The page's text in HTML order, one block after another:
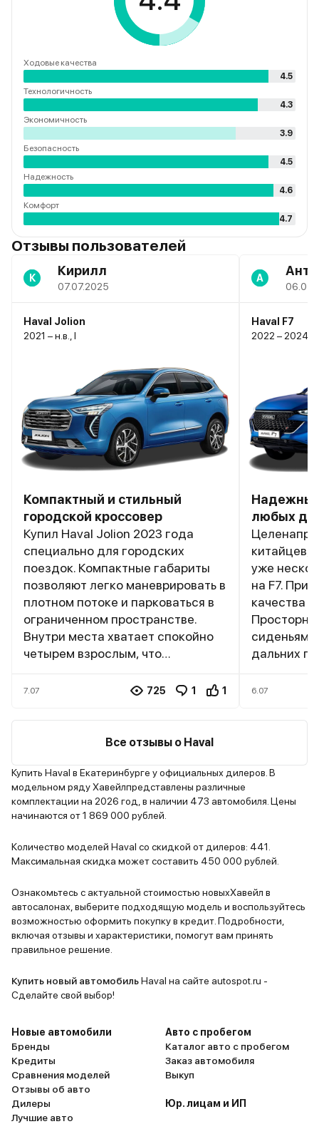
Ходовые качества
4.5
Технологичность
4.3
Экономичность
3.9
Безопасность
4.5
Надежность
4.6
Комфорт
4.7
Отзывы пользователей
К Кирилл
07.07.2025
Haval Jolion
2021 – н.в., I
Компактный и стильный
городской кроссовер
Купил Haval Jolion 2023 года
специально для городских
поездок. Компактные габариты
позволяют легко маневрировать в
плотном потоке и парковаться в
ограниченном пространстве.
Внутри места хватает спокойно
четырем взрослым, что
автомобиля. Багажник не самый
нужд хватает — пакеты из
супермаркета и детская коляска
Двигатель 1.5 турбо достаточно
резвый, динамики хватает и для
города, и для трассы. Расход
топлива радует — около 7 литров
в смешанном цикле. Оснащение
богатое даже в базовой
контроль, мультимедиа с
сенсорным экраном и камера
заднего вида. Покупал в салоне,
менеджеры были нормальные, но
дополнительных опций, которые
мне не были нужны. За время
технических проблем не
возникало. Единственное, что
хотелось бы улучшить — это
подвеска, которая иногда
жестковата на ямах. Рекомендую
всем, кто ищет удобный и
7.07 725 1 1
А
Haval F7
2022 – 2024, I
любых
китайцев,
уже
на F7.
качества
дальних
семейных
на любых
привод
графикой
За два
серьезных
6.07
Все отзывы о Haval
Купить Haval в Екатеринбурге у официальных дилеров. В
модельном ряду Хавейлпредставлены различные
комплектации на 2026 год, в наличии 473 автомобиля. Цены
начинаются от 1 869 000 рублей.
Количество моделей Haval со скидкой от дилеров: 441.
Максимальная скидка может составить 450 000 рублей.
Ознакомьтесь с актуальной стоимостью новыхХавейл в
автосалонах, выберите подходящую модель и воспользуйтесь
возможностью оформить покупку в кредит. Подробности,
включая отзывы и характеристики, помогут вам принять
правильное решение.
Купить новый автомобильHaval на сайте autospot.ru -
Сделайте свой выбор!
Новые автомобили
Бренды
Кредиты
Сравнения моделей
Отзывы об авто
Дилеры
Лучшие авто
Авто с пробегом
Каталог авто с пробегом
Заказ автомобиля
Выкуп
Юр. лицам и ИП